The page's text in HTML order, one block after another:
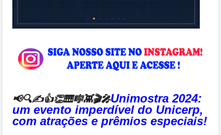
📢🔍✍👍👏🎹🎼👾🎬🎤Unimostra 2024:
um evento imperdível do Unicerp,
com atrações e prêmios especiais!